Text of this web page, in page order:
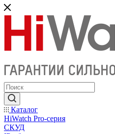
Каталог
HiWatch Pro-серия
CКУД